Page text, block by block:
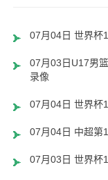
07月04日 世界杯
07月03日U17男
录像
07月04日 世界杯
07月04日 中超第
07月03日 世界杯